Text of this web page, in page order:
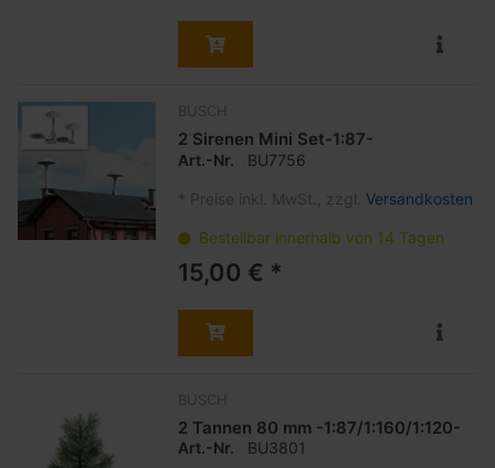
BUSCH
2 Sirenen Mini Set-1:87-
Art.-Nr. BU7756
* Preise inkl. MwSt., zzgl. Versandkosten
Bestellbar innerhalb von 14 Tagen
15,00 € *
BUSCH
2 Tannen 80 mm -1:87/1:160/1:120-
Art.-Nr. BU3801